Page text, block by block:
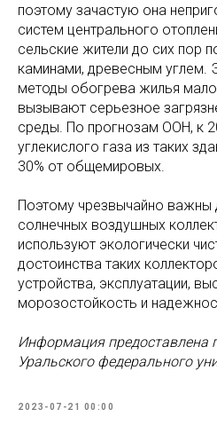
поэтому зачастую она
систем центрального
сельские жители до сих пор
каминами, древесным углем.
методы обогрева жилья
вызывают серьезное
среды. По прогнозам ООН, к
углекислого газа из таких
30% от общемировых.
Поэтому чрезвычайно важны
солнечных воздушных
используют экологически
достоинства таких
устройства, эксплуатации,
морозостойкость и
Информация предоставлена
Уральского федерального
2023-07-21 00:00